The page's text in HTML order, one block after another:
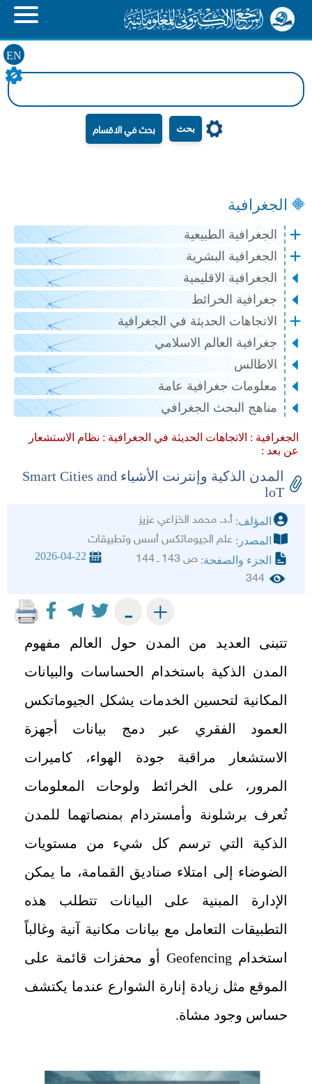
EN
بحث
الجغرافية
الجغرافية الطبيعية
الجغرافية البشرية
الجغرافية الاقليمية
جغرافية الخرائط
الاتجاهات الحديثة في الجغرافية
جغرافية العالم الاسلامي
الاطالس
معلومات جغرافية عامة
مناهج البحث الجغرافي
الجغرافية : الاتجاهات الحديثة في الجغرافية : نظام الاستشعار
عن بعد :
المدن الذكية وإنترنت الأشياء Smart Cities and
loT
المؤلف: أ.د. محمد الخزاعي عزيز
المصدر: علم الجيوماتكس أسس وتطبيقات
الجزء والصفحة: ص 143 ـ 144 2026-04-22
344
+
-
تتبنى العديد من المدن حول العالم مفهوم
المدن الذكية باستخدام الحساسات والبيانات
المكانية لتحسين الخدمات يشكل الجيوماتكس
العمود الفقري عبر دمج بيانات أجهزة
الاستشعار مراقبة جودة الهواء، كاميرات
المرور، على الخرائط ولوحات المعلومات
تُعرف برشلونة وأمستردام بمنصاتهما للمدن
الذكية التي ترسم كل شيء من مستويات
الضوضاء إلى امتلاء صناديق القمامة، ما يمكن
الإدارة المبنية على البيانات تتطلب هذه
التطبيقات التعامل مع بيانات مكانية آنية وغالباً
استخدام
أو محفزات قائمة على
الموقع مثل زيادة إنارة الشوارع عندما يكتشف
حساس وجود مشاة.